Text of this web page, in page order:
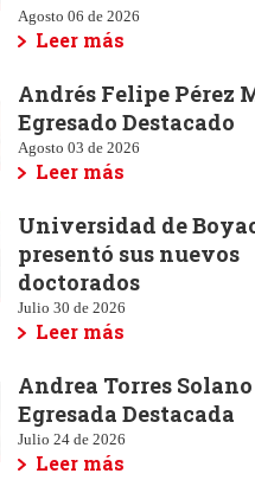
Agosto 06 de 2026
Leer más
Andrés Felipe Pérez
Egresado Destacado
Agosto 03 de 2026
Leer más
Universidad de
presentó sus nuevos
doctorados
Julio 30 de 2026
Leer más
Andrea Torres Solano
Egresada Destacada
Julio 24 de 2026
Leer más